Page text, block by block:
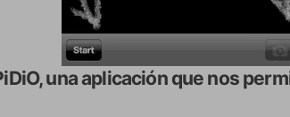
una aplicación que nos